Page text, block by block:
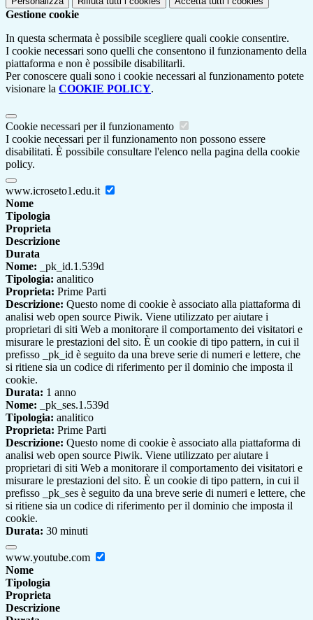
Gestione cookie
In questa schermata è possibile scegliere quali cookie consentire.
I cookie necessari sono quelli che consentono il funzionamento della
piattaforma e non è possibile disabilitarli.
Per conoscere quali sono i cookie necessari al funzionamento potete
visionare la COOKIE POLICY.
Cookie necessari per il funzionamento
I cookie necessari per il funzionamento non possono essere
disabilitati. È possibile consultare l'elenco nella pagina della cookie
policy.
www.icroseto1.edu.it
Nome
Tipologia
Proprieta
Descrizione
Durata
Nome: _pk_id.1.539d
Tipologia: analitico
Proprieta: Prime Parti
Descrizione: Questo nome di cookie è associato alla piattaforma di
analisi web open source Piwik. Viene utilizzato per aiutare i
proprietari di siti Web a monitorare il comportamento dei visitatori e
misurare le prestazioni del sito. È un cookie di tipo pattern, in cui il
prefisso _pk_id è seguito da una breve serie di numeri e lettere, che
si ritiene sia un codice di riferimento per il dominio che imposta il
cookie.
Durata: 1 anno
Nome: _pk_ses.1.539d
Tipologia: analitico
Proprieta: Prime Parti
Descrizione: Questo nome di cookie è associato alla piattaforma di
analisi web open source Piwik. Viene utilizzato per aiutare i
proprietari di siti Web a monitorare il comportamento dei visitatori e
misurare le prestazioni del sito. È un cookie di tipo pattern, in cui il
prefisso _pk_ses è seguito da una breve serie di numeri e lettere, che
si ritiene sia un codice di riferimento per il dominio che imposta il
cookie.
Durata: 30 minuti
www.youtube.com
Nome
Tipologia
Proprieta
Descrizione